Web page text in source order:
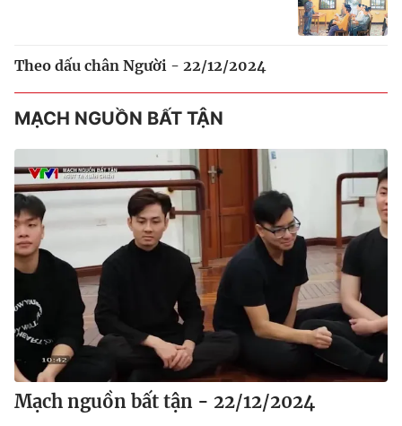
Theo dấu chân Người - 22/12/2024
MẠCH NGUỒN BẤT TẬN
Mạch nguồn bất tận - 22/12/2024